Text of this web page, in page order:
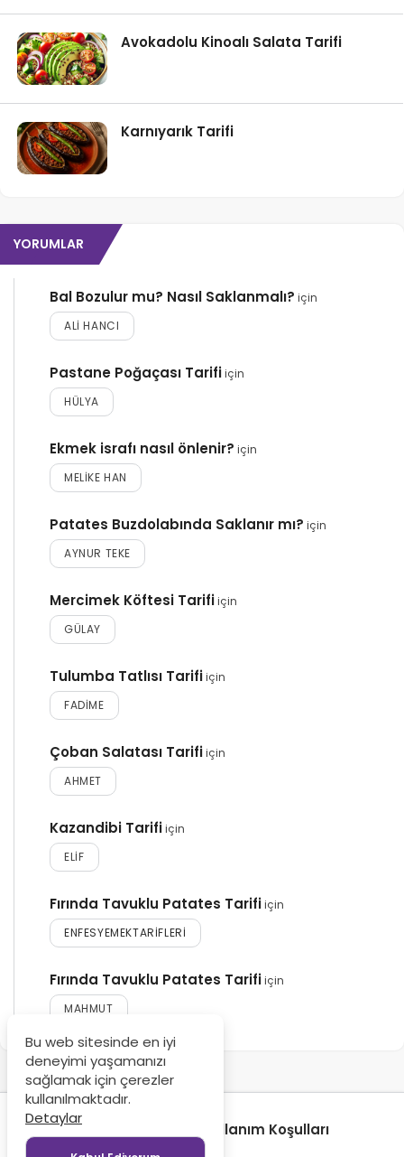
Avokadolu Kinoalı Salata Tarifi
Karnıyarık Tarifi
YORUMLAR
Bal Bozulur mu? Nasıl Saklanmalı? için
ALI HANCI
Pastane Poğaçası Tarifiiçin
HÜLYA
Ekmek israfı nasıl önlenir? için
MELIKE HAN
Patates Buzdolabında Saklanır mı? için
AYNUR TEKE
Mercimek Köftesi Tarifiiçin
GÜLAY
Tulumba Tatlısı Tarifiiçin
FADIME
Çoban Salatası Tarifiiçin
AHMET
Kazandibi Tarifiiçin
ELIF
Fırında Tavuklu Patates Tarifiiçin
ENFESYEMEKTARIFLERI
Fırında Tavuklu Patates Tarifiiçin
MAHMUT
Gizlilik Politikası Kullanım Koşulları
Bu web sitesinde en iyi
deneyimi yaşamanızı
sağlamak için çerezler
kullanılmaktadır.
Detaylar